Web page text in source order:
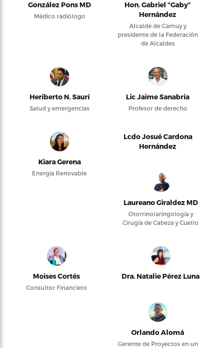
González Pons MD
Médico radiólogo
Hon. Gabriel “Gaby”
Hernández
Alcalde de Camuy y
presidente de la Federación
de Alcaldes
Heriberto N. Saurí
Salud y emergencias
Lic Jaime Sanabria
Profesor de derecho
Kiara Gerena
Energía Renovable
Lcdo Josué Cardona
Hernández
Laureano Giraldez MD
Otorrinolaringología y
Cirugía de Cabeza y Cuello
Moises Cortés
Consultor Financiero
Dra. Natalie Pérez Luna
Orlando Alomá
Gerente de Proyectos en un